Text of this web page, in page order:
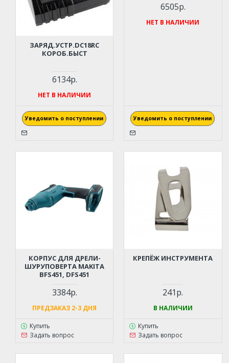
ЗАРЯД.УСТР.DC18RC
КОРОБ.БЫСТ
6134р.
НЕТ В НАЛИЧИИ
Уведомить о поступлении
6505р.
НЕТ В НАЛИЧИИ
Уведомить о поступлении
КОРПУС ДЛЯ ДРЕЛИ-
ШУРУПОВЕРТА MAKITA
BFS451, DFS451
3384р.
ПРЕДЗАКАЗ 2-3 ДНЯ
Купить
Задать вопрос
КРЕПЁЖ ИНСТРУМЕНТА
241р.
В НАЛИЧИИ
Купить
Задать вопрос